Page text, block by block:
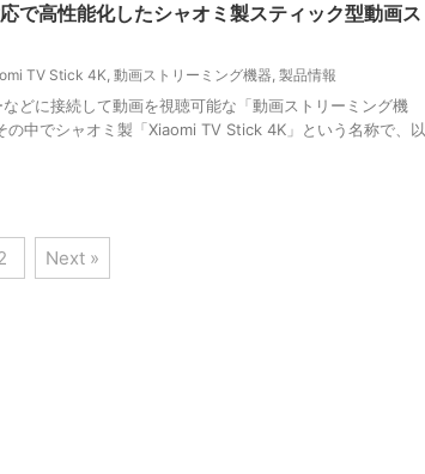
で高性能化したシャオミ製スティック型動画ス
TV Stick 4K, 動画ストリーミング機器, 製品情報
どに接続して動画を視聴可能な「動画ストリーミング機
中でシャオミ製「Xiaomi TV Stick 4K」という名称で、以
Next »